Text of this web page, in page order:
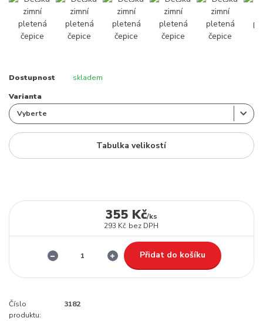
Dostupnost skladem
Varianta
Tabulka velikostí
355 Kč/ks
293 Kč bez DPH
Přidat do košíku
Číslo
produktu:
3182